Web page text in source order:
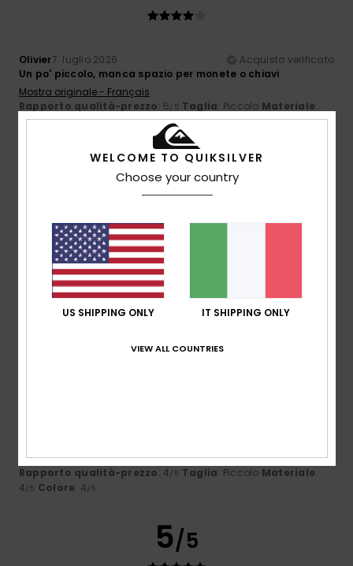
Olivier7. luglio 2026
Acquisto verificato
Un po' piccolo, manca spazio per monete o chiavi
Mostra originale - Français
Rapporto qualità-prezzo: 5/5 Taglia: Piccolo Materiale:
/5 Colore: 5/5
5/5
23. giugno 2026
sono anni che uso solo quello
Rapporto qualità-prezzo: 4
Materiale: 4/5 Colore: 4/5
4/5
Mostra originale - Français
Rapporto qualità-prezzo: 4/5 Taglia: Piccolo Materiale:
4/5 Colore: 4/5
5/5
WELCOME TO QUIKSILVER
Choose your country
US SHIPPING ONLY IT SHIPPING ONLY
VIEW ALL COUNTRIES